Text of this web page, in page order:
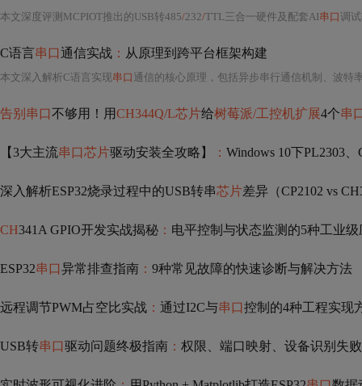
本文深度评测MCPIOT推出的USB转485/232/TTL三合一硬件及配套AI串口调试软件。重点分析其高稳定性硬
C语言串口通信实战 ： 从原理到跨平台框架构建
本文深入解析C语言实现串口 通信的核心原理，包括异步串行通信机制、波特
告别串口不够用！用CH344Q/L芯片给树莓派/工控机扩展4个串
【3大主流串口芯片驱动安装全攻略】 ： Windows 10下PL2303、
深入解析ESP32烧录过程中的USB转串芯片差异（CP2102 vs
CH341A GPIO开发实战揭秘 ： 电平控制与状态监测的5种工业级
ESP32串口异常排查指南 ： 9种常见故障的快速诊断与解决方法
远程调节PWM占空比实战 ： 通过I2C与串口控制的4种工程实现
USB转串口驱动问题终极指南 ： 权限、端口映射、设备识别失